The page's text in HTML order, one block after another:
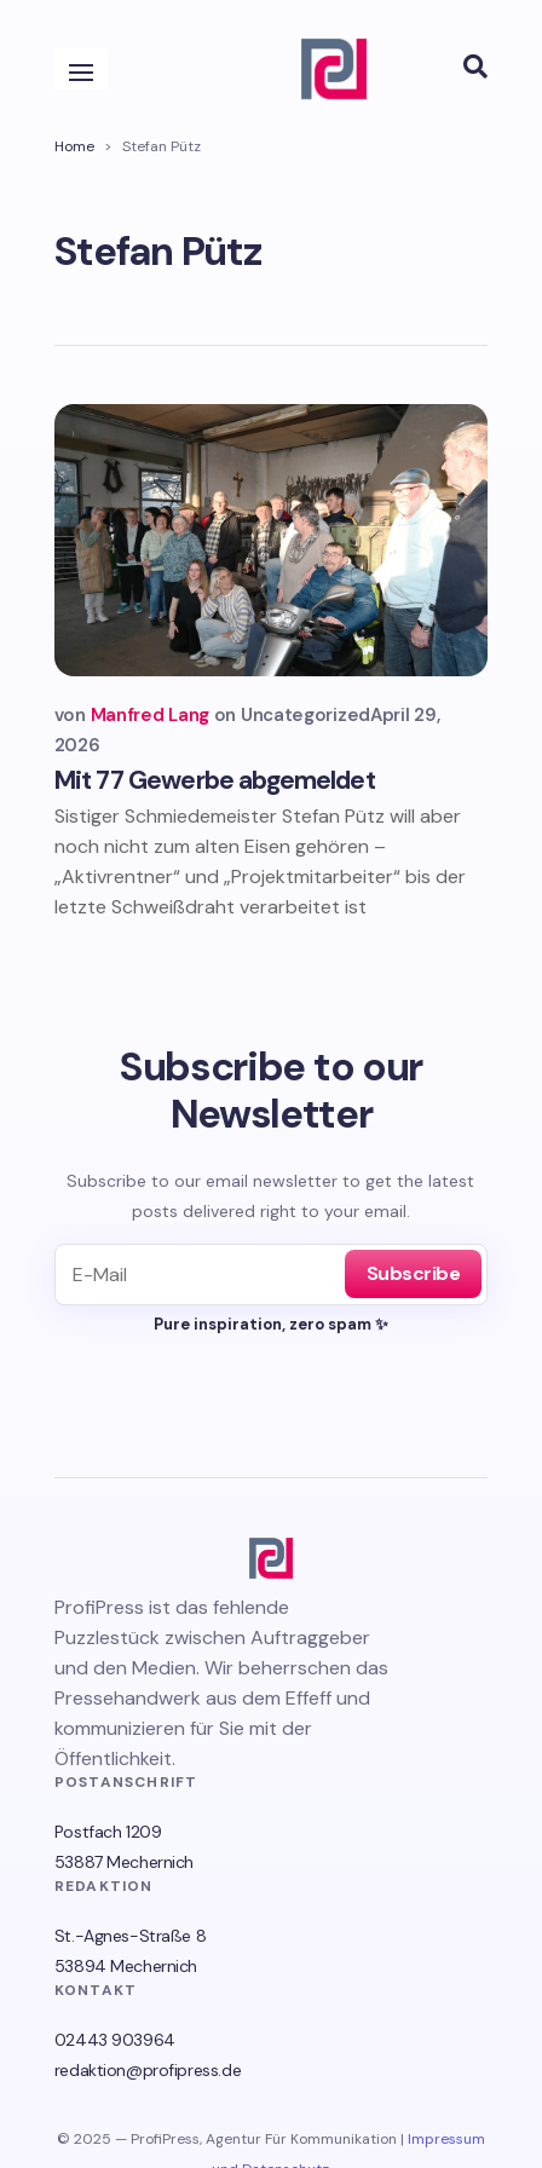

Home > Stefan Pütz
Stefan Pütz
Mit 77 Gewerbe abgemeldet
von Manfred Lang UncategorizedApril 29,
2026
Sistiger Schmiedemeister Stefan Pütz will aber
noch nicht zum alten Eisen gehören –
„Aktivrentner“ und „Projektmitarbeiter“ bis der
letzte Schweißdraht verarbeitet ist
Subscribe to our
Newsletter
Subscribe to our email newsletter to get the latest
posts delivered right to your email.
Subscribe
Pure inspiration, zero spam ✨
ProfiPress ist das fehlende
Puzzlestück zwischen Auftraggeber
und den Medien. Wir beherrschen das
Pressehandwerk aus dem Effeff und
kommunizieren für Sie mit der
Öffentlichkeit.
POSTANSCHRIFT
Postfach 1209
53887 Mechernich
REDAKTION
St.-Agnes-Straße 8
53894 Mechernich
KONTAKT
02443 903964
redaktion@profipress.de
© 2025 — ProfiPress, Agentur Für Kommunikation | Impressum